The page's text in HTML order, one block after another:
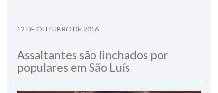
12 DE OUTUBRO DE 2016
Assaltantes são linchados por
populares em São Luís